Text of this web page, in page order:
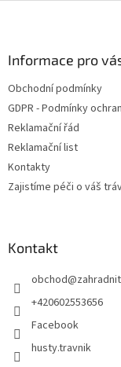
Informace pro
Obchodní podmínky
GDPR - Podmínky
Reklamační řád
Reklamační list
Kontakty
Zajistíme péči o váš
Kontakt
obchod@
+420602553656
Facebook
husty.travnik